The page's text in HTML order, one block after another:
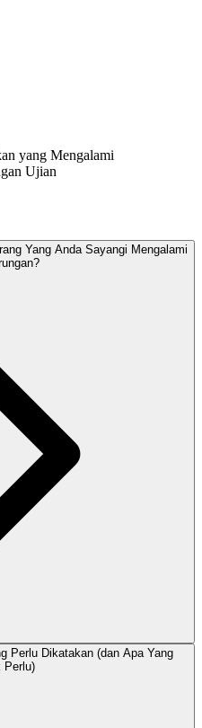
yang Mengalami
Ujian
Yang Anda Sayangi Mengalami
Perlu Dikatakan (dan Apa Yang
Perlu)